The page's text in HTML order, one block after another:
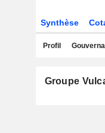
Synthèse
Profil
Groupe